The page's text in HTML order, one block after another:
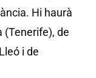
Hi haurà
(Tenerife), de
i de